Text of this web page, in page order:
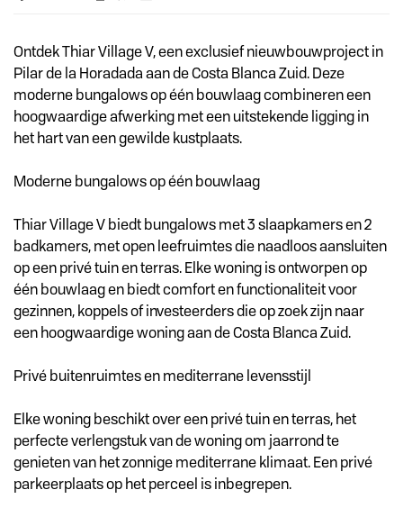
Omschrijving
Ontdek Thiar Village V, een exclusief nieuwbouwproject in
Pilar de la Horadada aan de Costa Blanca Zuid. Deze
moderne bungalows op één bouwlaag combineren een
hoogwaardige afwerking met een uitstekende ligging in
het hart van een gewilde kustplaats.
Moderne bungalows op één bouwlaag
Thiar Village V biedt bungalows met 3 slaapkamers en 2
badkamers, met open leefruimtes die naadloos aansluiten
op een privé tuin en terras. Elke woning is ontworpen op
één bouwlaag en biedt comfort en functionaliteit voor
gezinnen, koppels of investeerders die op zoek zijn naar
een hoogwaardige woning aan de Costa Blanca Zuid.
Privé buitenruimtes en mediterrane levensstijl
Elke woning beschikt over een privé tuin en terras, het
perfecte verlengstuk van de woning om jaarrond te
genieten van het zonnige mediterrane klimaat. Een privé
parkeerplaats op het perceel is inbegrepen.